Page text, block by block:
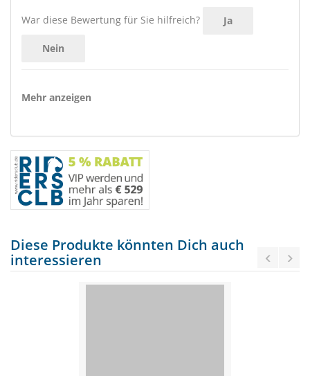
War diese Bewertung für Sie hilfreich? Ja
Nein
Mehr anzeigen
Diese Produkte könnten Dich auch
interessieren